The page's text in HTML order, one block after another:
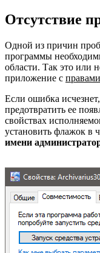
Отсутствие
Одной из причин
программы
области. Так это или
приложение с
Если ошибка
предотвратить ее
свойствах
установить флажок в
имени